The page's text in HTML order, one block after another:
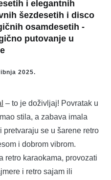
i elegantnih
šezdesetih i disco
osamdesetih -
putovanje u
2025.
– to je doživljaj! Povratak u
stila, a zabava imala
se u šarene retro
i dobrom vibrom.
retro karaokama, provozati
i retro sajam ili